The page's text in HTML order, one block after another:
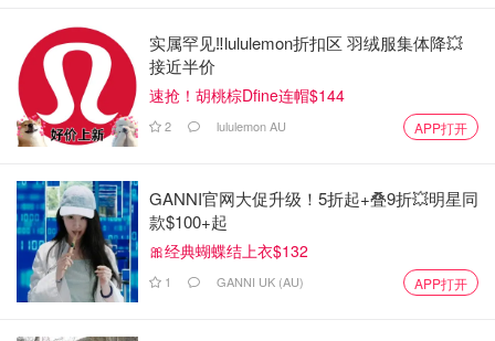
实属罕见‼️lululemon折扣区 羽绒服集体降💥
接近半价
速抢！胡桃棕Dfine连帽$144
2 lululemon AU APP打开
GANNI官网大促升级！5折起+叠9折💥明星同
款$100+起
🎀经典蝴蝶结上衣$132
1 GANNI UK (AU) APP打开